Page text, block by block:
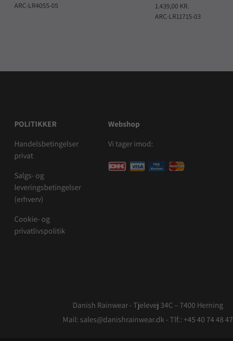
ARC-LR4055-05
1.439,00 KR.
ARC-LR11715-03
POLITIKKER
Handelsbetingelser
privat
Salgs- og
leveringsbetingelser
(erhverv)
Cookie- og
privatlivspolitik
Webshop
Vi tager imod:
Danish Rainwear - Tjelevej 34C – 7400 Herning
Mail: sales@danishrainwear.dk - Tlf.:+45 40 74 48 47